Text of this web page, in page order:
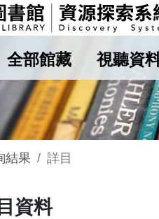
全部館藏 視聽資
結果 詳目
資料